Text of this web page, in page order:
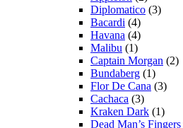
Diplomatico (3)
Bacardi (4)
Havana (4)
Malibu (1)
Captain Morgan (2)
Bundaberg (1)
Flor De Cana (3)
Cachaca (3)
Kraken Dark (1)
Dead Man’s Fingers